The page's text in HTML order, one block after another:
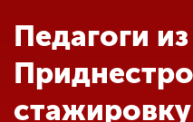
Абитуриенту
Педагоги из